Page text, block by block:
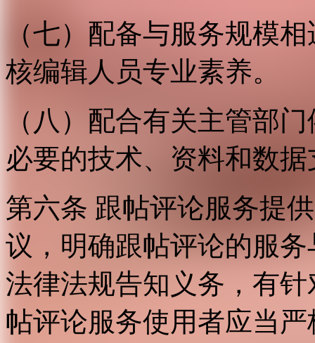
（七）配备与服务规模
核编辑人员专业素养。
（八）配合有关主管部
必要的技术、资料和数
第六条 跟帖评论服务提
议，明确跟帖评论的服
法律法规告知义务，有
帖评论服务使用者应当